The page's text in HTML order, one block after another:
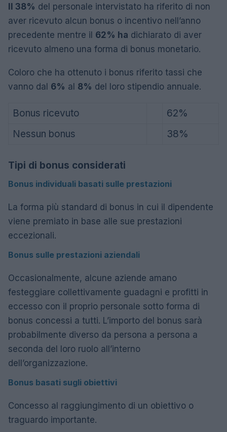
Il 38% del personale intervistato ha riferito di non
aver ricevuto alcun bonus o incentivo nell’anno
precedente mentre il 62% ha dichiarato di aver
ricevuto almeno una forma di bonus monetario.
Coloro che ha ottenuto i bonus riferito tassi che
vanno dal 6% al 8% del loro stipendio annuale.
Bonus ricevuto
62%
Nessun bonus
38%
Tipi di bonus considerati
Bonus individuali basati sulle prestazioni
La forma più standard di bonus in cui il dipendente
viene premiato in base alle sue prestazioni
eccezionali.
Bonus sulle prestazioni aziendali
Occasionalmente, alcune aziende amano
festeggiare collettivamente guadagni e profitti in
eccesso con il proprio personale sotto forma di
bonus concessi a tutti. L’importo del bonus sarà
probabilmente diverso da persona a persona a
seconda del loro ruolo all’interno
dell’organizzazione.
Bonus basati sugli obiettivi
Concesso al raggiungimento di un obiettivo o
traguardo importante.